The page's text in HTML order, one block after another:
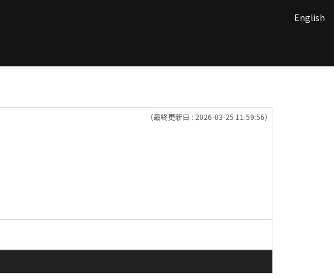
English
（最終更新日 : 2026-03-25 11:59:56）